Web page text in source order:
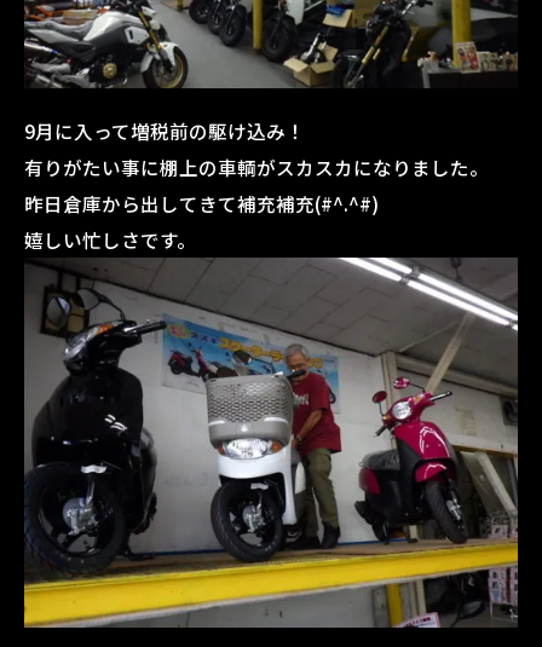
9月に入って増税前の駆け込み！
有りがたい事に棚上の車輌がスカスカになりました。
昨日倉庫から出してきて補充補充(#^.^#)
嬉しい忙しさです。